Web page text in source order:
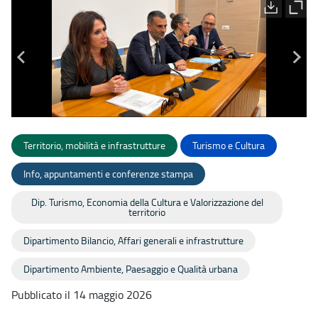
Territorio, mobilità e infrastrutture Turismo e Cultura
Info, appuntamenti e conferenze stampa
Dip. Turismo, Economia della Cultura e Valorizzazione del
territorio
Dipartimento Bilancio, Affari generali e infrastrutture
Dipartimento Ambiente, Paesaggio e Qualità urbana
Pubblicato il 14 maggio 2026